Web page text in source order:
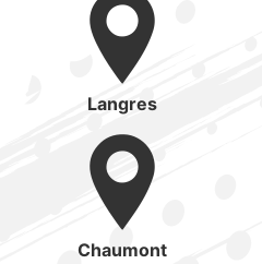
Langres
Chaumont